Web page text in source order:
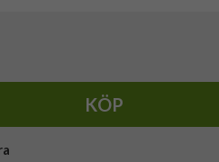
KÖP